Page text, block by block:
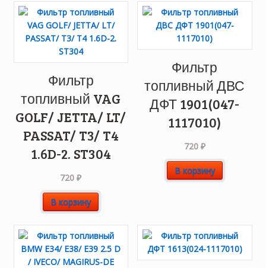
Фильтр
топливный VAG
GOLF/ JETTA/ LT/
PASSAT/ T3/ T4
1.6D-2. ST304
720₽
В корзину
Фильтр
топливный ДВС
ДФТ 1901(047-
1117010)
720 ₽
В корзину